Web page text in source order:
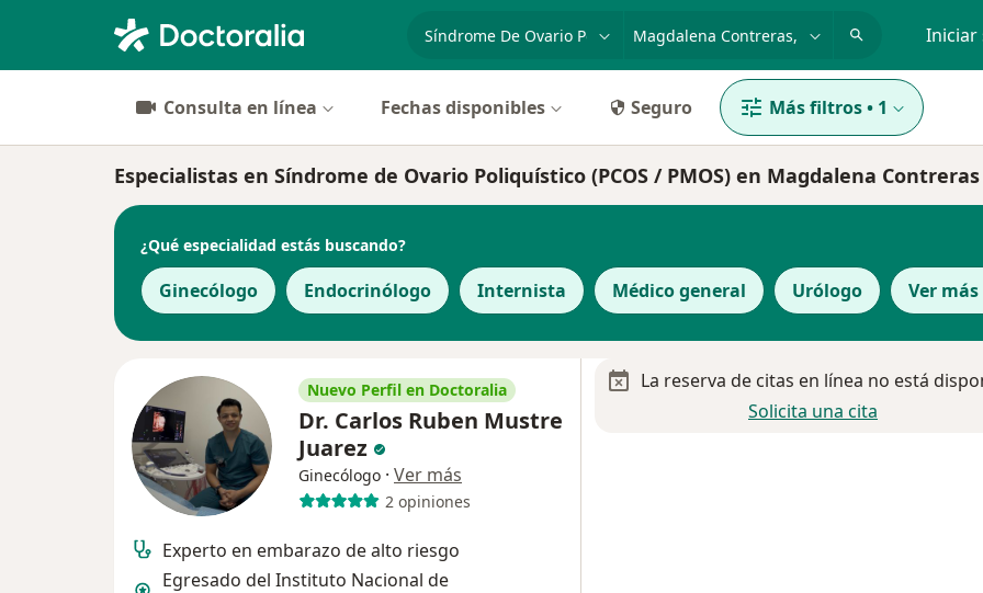
especialidad, enfermedad o nombre Iniciar
Consulta en línea Fechas disponibles Seguro Más filtros• 1
Especialistas en Síndrome de Ovario Poliquístico (PCOS / PMOS) en Magdalena Contreras
¿Qué especialidad estás buscando?
Ginecólogo Endocrinólogo Internista Médico general Urólogo Ver más
Nuevo Perfil en Doctoralia
Dr. Carlos Ruben Mustre
Juarez
Ginecólogo · Ver más
2 opiniones
Experto en embarazo de alto riesgo
Egresado del Instituto Nacional de
La reserva de citas en línea no está
Solicita una cita